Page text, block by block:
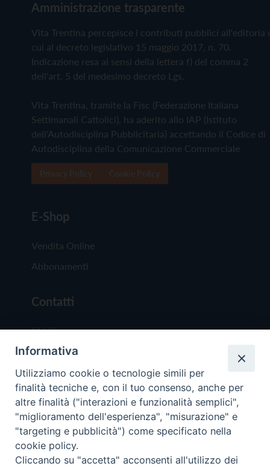
Amministrazione trasparente
Vita Trentina percepisce i contributi pubblici all'editoria
cui al decreto legislativo 15 maggio 2017, n. 70.
Indicazione resa ai sensi della lettera f) del comma 2
dell'art. 5 del medesimo decreto Lgs.
Vita Trentina, tramite la Fisc (Federazione Italiana
Settimanali Cattolici), ha aderito allo IAP (Istituto
dell'Autodisciplina Pubblicitaria) accettando il Codice di
Autodisciplina della Comunicazione Commerciale
E-Shop
Vendita Online
Abbonamenti
Contatti
Chi Siamo
Redazione
Scrivici
Copyright © 2019 - Tutti i diritti riservati - Vita
Informativa
Utilizziamo cookie o tecnologie simili per
finalità tecniche e, con il tuo consenso, anche per
altre finalità ("interazioni e funzionalità semplici",
"miglioramento dell'esperienza", "misurazione" e
"targeting e pubblicità") come specificato nella
cookie policy.
Cliccando su "accetta" acconsenti all'utilizzo dei